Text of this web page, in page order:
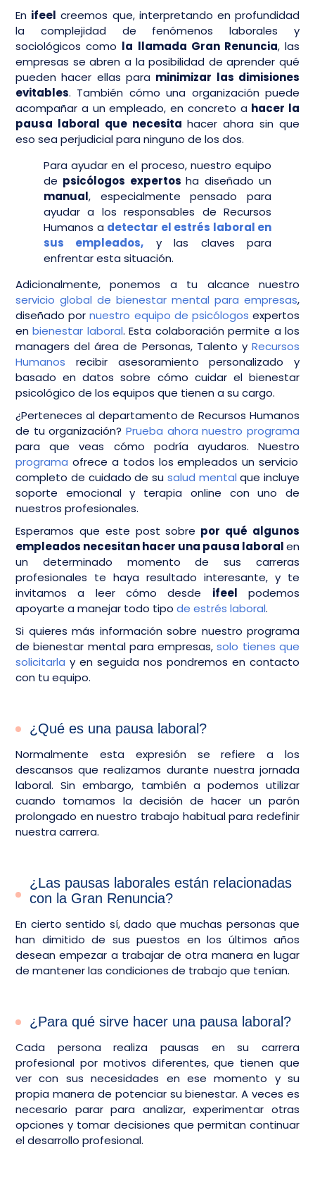
En ifeel creemos que, interpretando en profundidad
la complejidad de fenómenos laborales y
sociológicos como la llamada Gran Renuncia, las
empresas se abren a la posibilidad de aprender qué
pueden hacer ellas para minimizar las dimisiones
evitables. También cómo una organización puede
acompañar a un empleado, en concreto a hacer la
pausa laboral que necesita hacer ahora sin que
eso sea perjudicial para ninguno de los dos.
Para ayudar en el proceso, nuestro equipo
de psicólogos expertosha diseñado un
manual, especialmente pensado para
ayudar a los responsables de Recursos
Humanos a detectar el estrés laboral en
sus empleados, y las claves para
enfrentar esta situación.
Adicionalmente, ponemos a tu alcance nuestro
servicio global de bienestar mental para empresas,
diseñado pornuestro equipo de psicólogos expertos
en bienestar laboral. Esta colaboración permite a los
managers del área de Personas, Talento y Recursos
Humanos recibir asesoramiento personalizado y
basado en datos sobre cómo cuidar el bienestar
psicológico de los equipos que tienen a su cargo.
¿Perteneces al departamento de Recursos Humanos
de tu organización? Prueba ahora nuestro programa
para que veas cómo podría ayudaros. Nuestro
programa ofrece a todos los empleados un servicio
completo de cuidado de su salud mental que incluye
soporte emocional y terapia online con uno de
nuestros profesionales.
Esperamos que este post sobre por qué algunos
empleados necesitan hacer una pausa laboralen
un determinado momento de sus carreras
profesionales te haya resultado interesante, y te
invitamos a leer cómo desde ifeel podemos
apoyarte a manejar todo tipo de estrés laboral.
Si quieres más información sobre nuestro programa
de bienestar mental para empresas, solo tienes que
solicitarla y en seguida nos pondremos en contacto
con tu equipo.
¿Qué es una pausa laboral?
Normalmente esta expresión se refiere a los
descansos que realizamos durante nuestra jornada
laboral. Sin embargo, también a podemos utilizar
cuando tomamos la decisión de hacer un parón
prolongado en nuestro trabajo habitual para redefinir
nuestra carrera.
¿Las pausas laborales están relacionadas
con la Gran Renuncia?
En cierto sentido sí, dado que muchas personas que
han dimitido de sus puestos en los últimos años
desean empezar a trabajar de otra manera en lugar
de mantener las condiciones de trabajo que tenían.
¿Para qué sirve hacer una pausa laboral?
Cada persona realiza pausas en su carrera
profesional por motivos diferentes, que tienen que
ver con sus necesidades en ese momento y su
propia manera de potenciar su bienestar. A veces es
necesario parar para analizar, experimentar otras
opciones y tomar decisiones que permitan continuar
el desarrollo profesional.